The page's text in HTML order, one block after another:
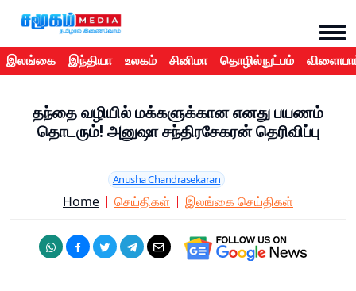
இலங்கை இந்தியா உலகம் சினிமா தொழில்நுட்பம்
தந்தை வழியில் மக்களுக்கான எனது பயணம்
தொடரும்! அனுஷா சந்திரசேகரன் தெரிவிப்பு
Anusha Chandrasekaran
Home செய்திகள் இலங்கை செய்திகள்